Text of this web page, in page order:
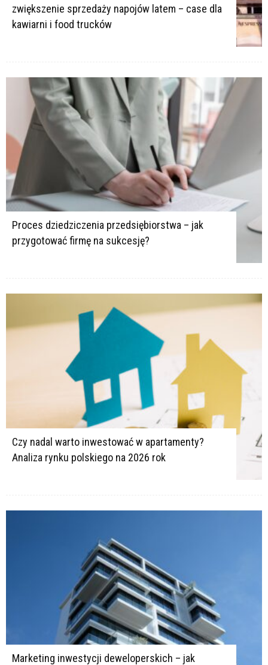
zwiększenie sprzedaży napojów latem – case dla
kawiarni i food trucków
Proces dziedziczenia przedsiębiorstwa – jak
przygotować firmę na sukcesję?
Czy nadal warto inwestować w apartamenty?
Analiza rynku polskiego na 2026 rok
Marketing inwestycji deweloperskich – jak